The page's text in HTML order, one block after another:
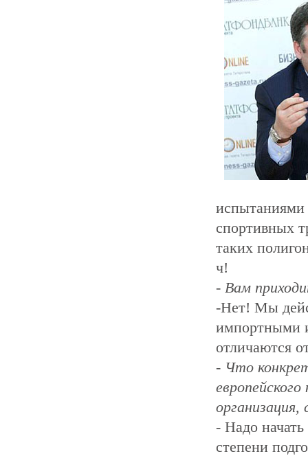
испытаниями
спортивных
таких
ч!
- Вам
-Нет! Мы
импортными
отличаются
- Что
- Надо начать
степени